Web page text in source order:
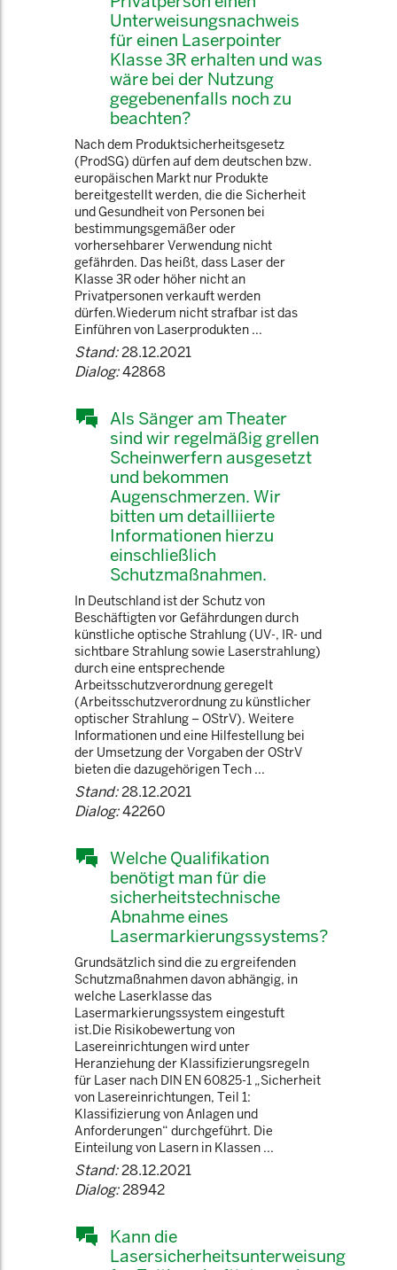
Unterweisungsnachweis
für einen Laserpointer
Klasse 3R erhalten und was
wäre bei der Nutzung
gegebenenfalls noch zu
beachten?
Nach dem Produktsicherheitsgesetz
(ProdSG) dürfen auf dem deutschen bzw.
europäischen Markt nur Produkte
bereitgestellt werden, die die Sicherheit
und Gesundheit von Personen bei
bestimmungsgemäßer oder
vorhersehbarer Verwendung nicht
gefährden. Das heißt, dass Laser der
Klasse 3R oder höher nicht an
Privatpersonen verkauft werden
dürfen.Wiederum nicht strafbar ist das
Einführen von Laserprodukten ...
Stand:28.12.2021
Dialog:42868
Als Sänger am Theater
sind wir regelmäßig grellen
Scheinwerfern ausgesetzt
und bekommen
Augenschmerzen. Wir
bitten um detailliierte
Informationen hierzu
einschließlich
Schutzmaßnahmen.
In Deutschland ist der Schutz von
Beschäftigten vor Gefährdungen durch
künstliche optische Strahlung (UV-, IR- und
sichtbare Strahlung sowie Laserstrahlung)
durch eine entsprechende
Arbeitsschutzverordnung geregelt
(Arbeitsschutzverordnung zu künstlicher
optischer Strahlung – OStrV). Weitere
Informationen und eine Hilfestellung bei
der Umsetzung der Vorgaben der OStrV
bieten die dazugehörigen Tech ...
Stand:28.12.2021
Dialog:42260
Welche Qualifikation
benötigt man für die
sicherheitstechnische
Abnahme eines
Lasermarkierungssystems?
Grundsätzlich sind die zu ergreifenden
Schutzmaßnahmen davon abhängig, in
welche Laserklasse das
Lasermarkierungssystem eingestuft
ist.Die Risikobewertung von
Lasereinrichtungen wird unter
Heranziehung der Klassifizierungsregeln
für Laser nach DIN EN 60825-1 „Sicherheit
von Lasereinrichtungen, Teil 1:
Klassifizierung von Anlagen und
Anforderungen“ durchgeführt. Die
Einteilung von Lasern in Klassen ...
Stand:28.12.2021
Dialog:28942
Kann die
Lasersicherheitsunterweisung